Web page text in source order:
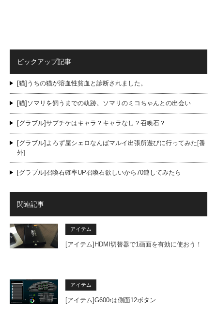
ピックアップ記事
[猫]うちの猫が溶血性貧血と診断されました。
[猫]ソマリを飼うまでの軌跡。ソマリのミコちゃんとの出会い
[グラブル]サプチケはキャラ？キャラなし？召喚石？
[グラブル]よろず屋シェロなんばマルイ出張所遊びに行ってみた[番
外]
[グラブル]召喚石確率UP召喚石欲しいから70連してみたら
関連記事
アイテム
[アイテム]HDMI切替器で1画面を有効に使おう！
アイテム
[アイテム]G600rは側面12ボタン